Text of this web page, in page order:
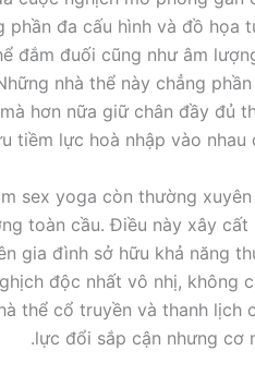
phần đa cấu hình và đồ họa
đắm đuối cũng như âm
nhà thể này chẳng
hơn nữa giữ chân đầy đủ
tiềm lực hoà nhập vào nhau
sex yoga còn thường
toàn cầu. Điều này xây
gia đình sở hữu khả năng
độc nhất vô nhị, không
thể cổ truyền và thanh lịch
lực đổi sắp cận nhưng cơ